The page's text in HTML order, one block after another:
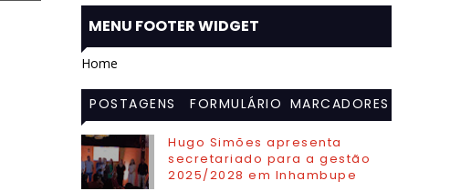
MENU FOOTER WIDGET
Home
POSTAGENS
MAIS
VISITADAS
FORMULÁRIO MARCADORES
Hugo Simões apresenta
secretariado para a gestão
2025/2028 em Inhambupe